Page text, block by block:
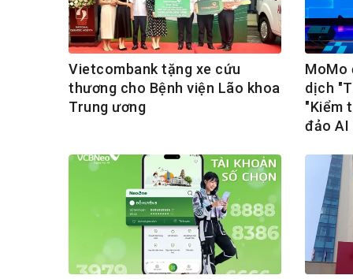
Vietcombank tặng xe cứu
thương cho Bệnh viện Lão khoa
Trung ương
MoMo
dịch
"Kiểm
đảo AI